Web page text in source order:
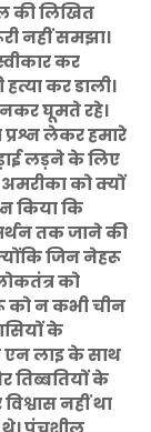
की लिखित
नहीं समझा।
कर
हत्या कर डाली।
घूमते रहे।
लेकर हमारे
लड़ने के लिए
को क्यों
किया कि
तक जाने की
जिन नेहरू
को
को न कभी चीन
के
एन लाइ के साथ
तिब्बतियों के
नहीं था